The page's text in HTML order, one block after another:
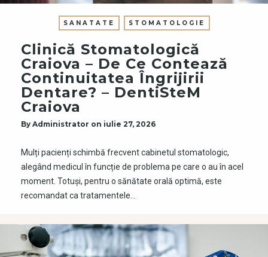
SANATATE STOMATOLOGIE
Clinică Stomatologică
Craiova – De Ce Contează
Continuitatea Îngrijirii
Dentare? – DentiSteM
Craiova
By Administrator on iulie 27, 2026
Mulți pacienți schimbă frecvent cabinetul stomatologic,
alegând medicul în funcție de problema pe care o au în acel
moment. Totuși, pentru o sănătate orală optimă, este
recomandat ca tratamentele…